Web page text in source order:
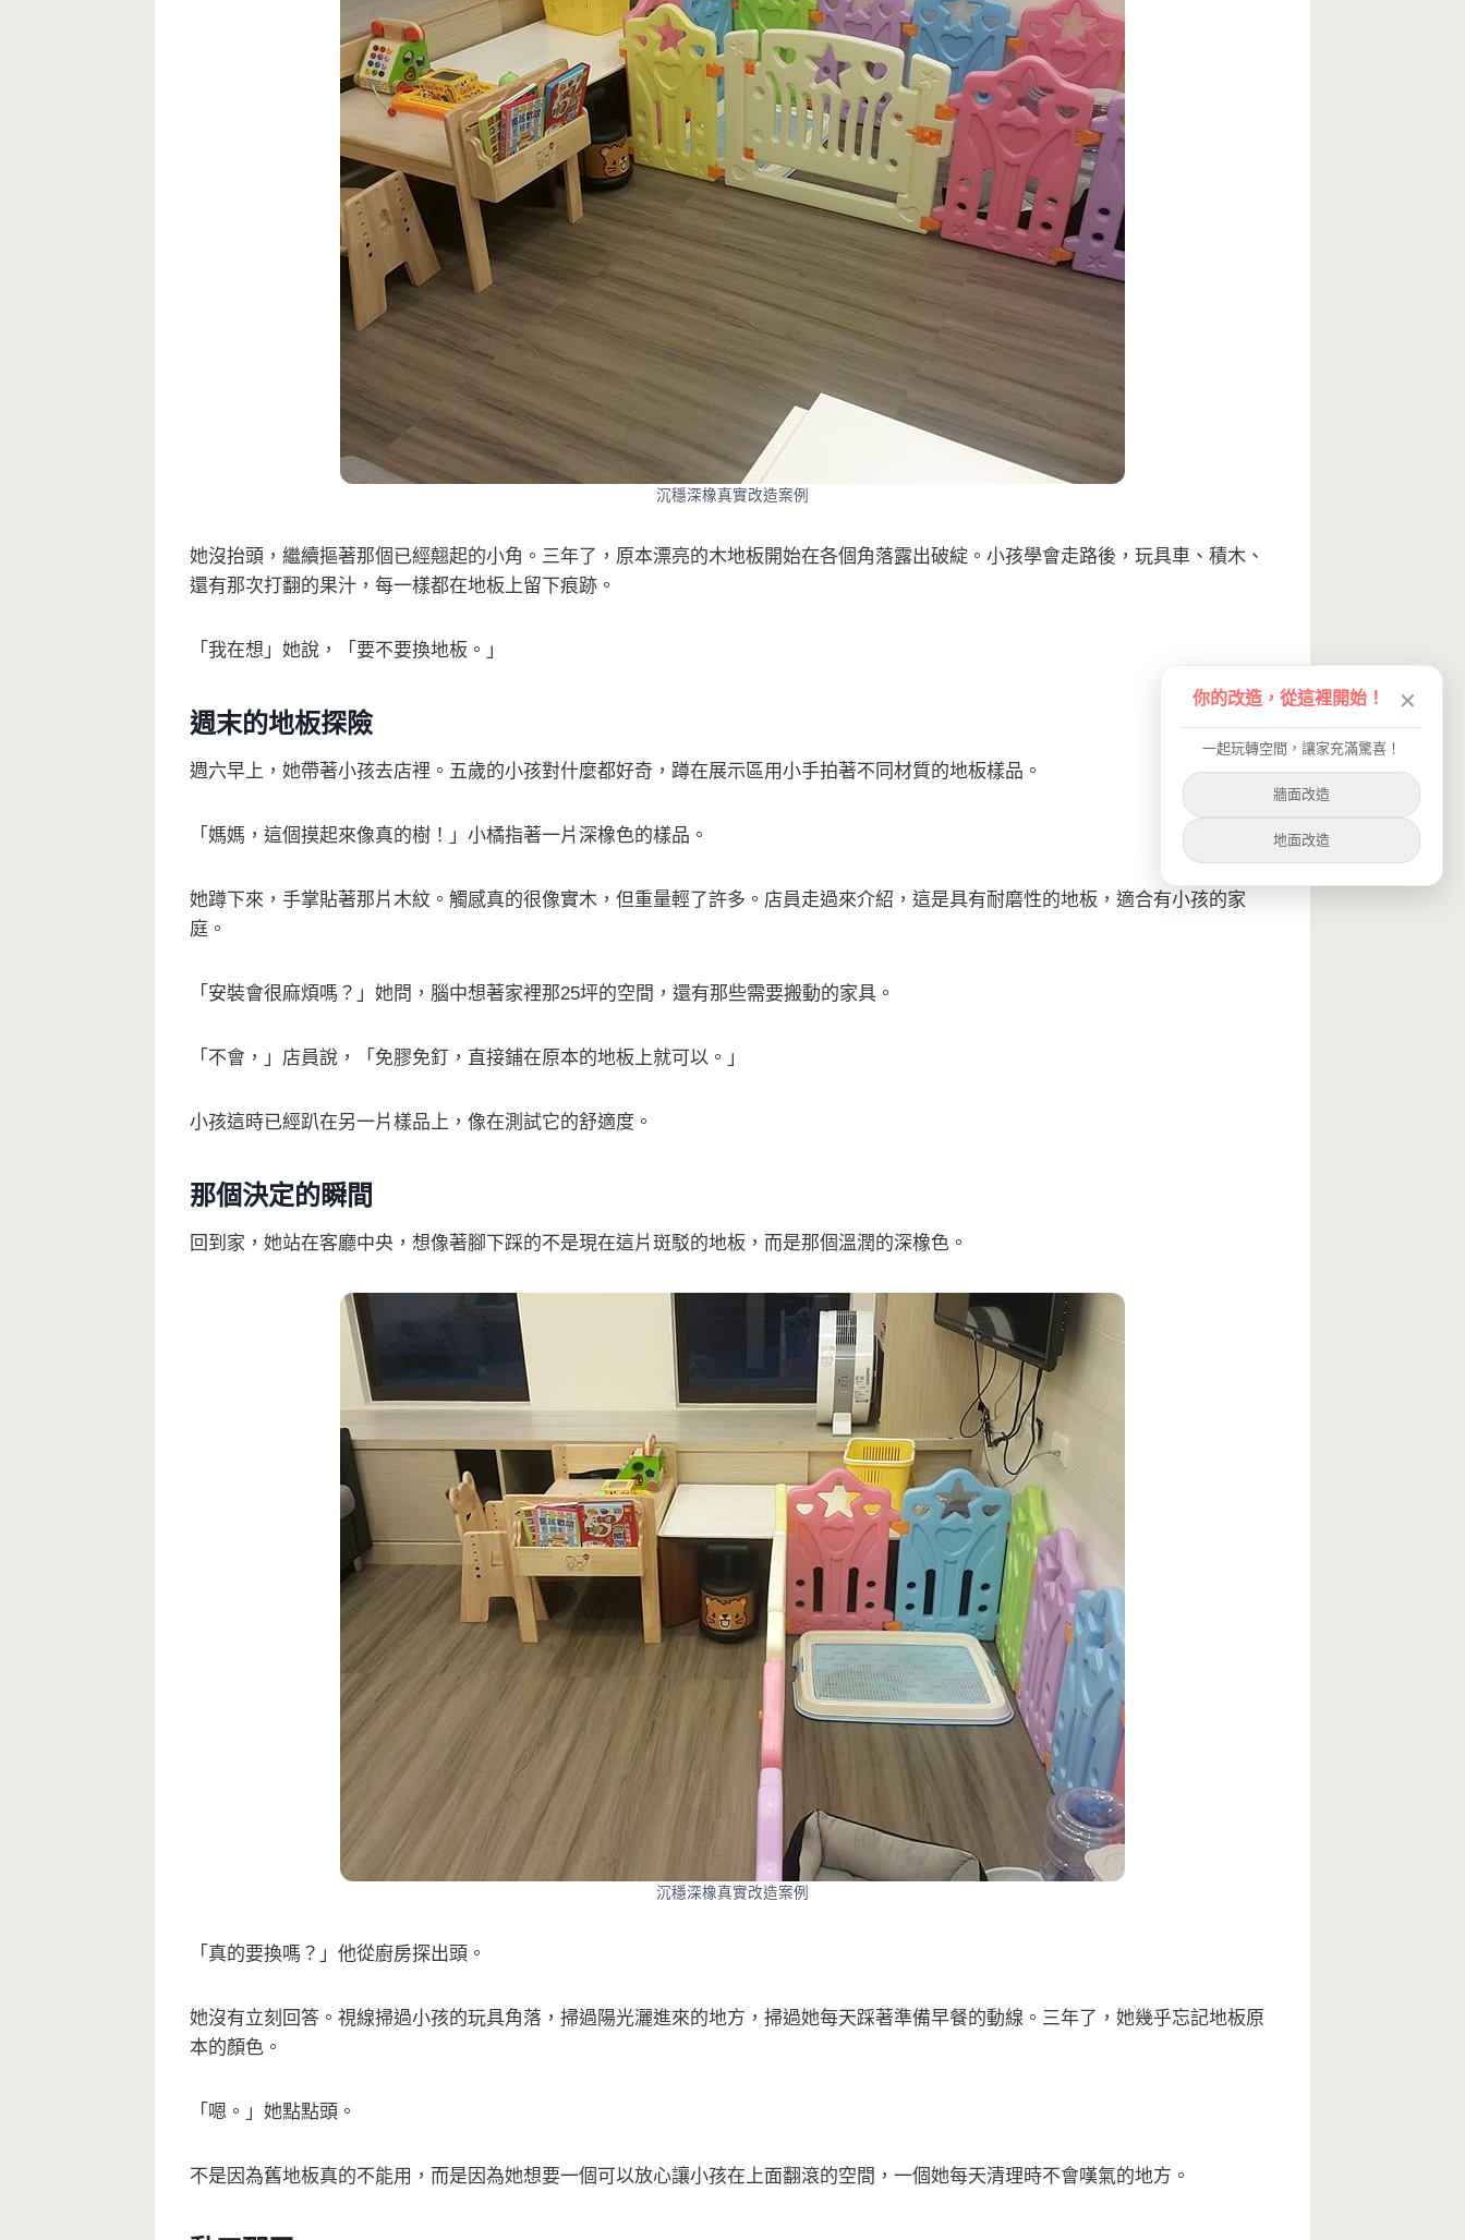
沉穩深橡真實改造案例
她沒抬頭，繼續摳著那個已經翹起的小角。三年了，原本漂亮的木地板開始在各個角落露出破綻。小孩學會走路後，玩具車、積木、
還有那次打翻的果汁，每一樣都在地板上留下痕跡。
「我在想」她說，「要不要換地板。」
週末的地板探險
週六早上，她帶著小孩去店裡。五歲的小孩對什麼都好奇，蹲在展示區用小手拍著不同材質的地板樣品。
「媽媽，這個摸起來像真的樹！」小橘指著一片深橡色的樣品。
她蹲下來，手掌貼著那片木紋。觸感真的很像實木，但重量輕了許多。店員走過來介紹，這是具有耐磨性的地板，適合有小孩的家
庭。
「安裝會很麻煩嗎？」她問，腦中想著家裡那25坪的空間，還有那些需要搬動的家具。
「不會，」店員說，「免膠免釘，直接鋪在原本的地板上就可以。」
小孩這時已經趴在另一片樣品上，像在測試它的舒適度。
那個決定的瞬間
回到家，她站在客廳中央，想像著腳下踩的不是現在這片斑駁的地板，而是那個溫潤的深橡色。
沉穩深橡真實改造案例
「真的要換嗎？」他從廚房探出頭。
她沒有立刻回答。視線掃過小孩的玩具角落，掃過陽光灑進來的地方，掃過她每天踩著準備早餐的動線。三年了，她幾乎忘記地板原
本的顏色。
「嗯。」她點點頭。
不是因為舊地板真的不能用，而是因為她想要一個可以放心讓小孩在上面翻滾的空間，一個她每天清理時不會嘆氣的地方。
你的改造，從這裡開始！ ✕
一起玩轉空間，讓家充滿驚喜！
牆面改造
地面改造